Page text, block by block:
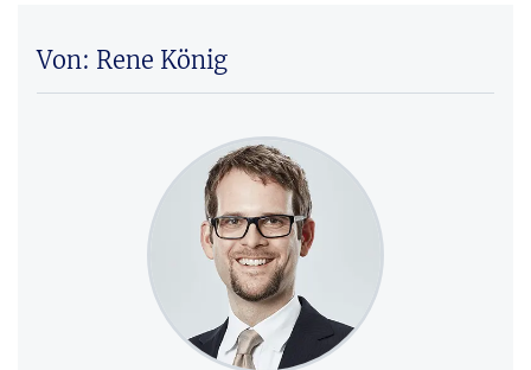
Von: Rene König